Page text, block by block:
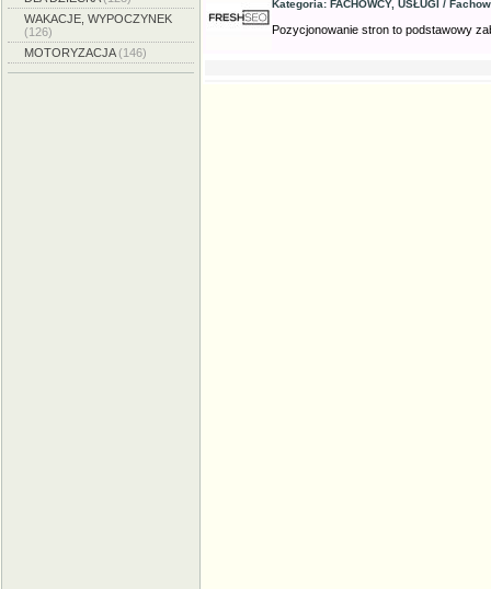
WAKACJE, WYPOCZYNEK
(126)
MOTORYZACJA(146)
Kategoria: FACHOWCY, USŁUGI /
Pozycjonowanie stron to podstawowy